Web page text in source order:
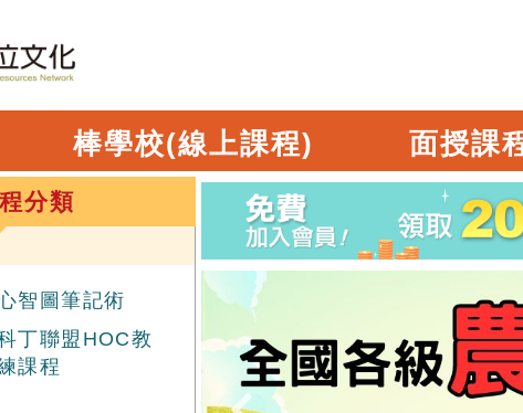
棒學校(線上課程) 面授課
分類
智圖筆記術
丁聯盟HOC教
課程